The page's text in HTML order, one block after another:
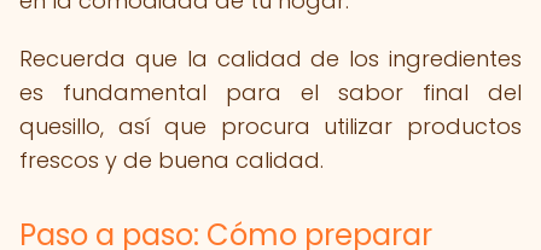
Recuerda que la calidad de los ingredientes
es fundamental para el sabor final del
quesillo, así que procura utilizar productos
frescos y de buena calidad.
Paso a paso: Cómo preparar